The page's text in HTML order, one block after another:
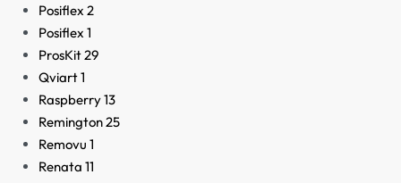
Posiflex 2
Posiflex 1
ProsKit29
Qviart1
Raspberry13
Remington25
Removu 1
Renata 11